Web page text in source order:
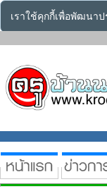
เราใช้คุกกี้เพื่อพัฒนา